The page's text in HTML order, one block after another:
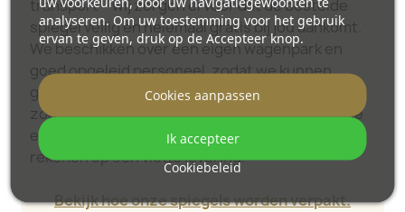
transport – wij zorgen ervoor dat de bestelde
spiegel veilig en helemaal gratis bij jou aankomt.
We beschikken over een eigen wagenpark en
goed opgeleid personeel, zodat we kunnen
garanderen dat je spiegel onbeschadigd en
zonder extra kosten wordt geleverd. Zelfs als je
een spiegel van groot formaat bestelt, kun je
rekenen op een vlotte levering.
Bekijk hoe onze spiegels worden verpakt.
analyseren. Om uw toestemming voor het gebruik
ervan te geven, druk op de Accepteer knop.
Cookiebeleid
Cookies aanpassen
Ik accepteer